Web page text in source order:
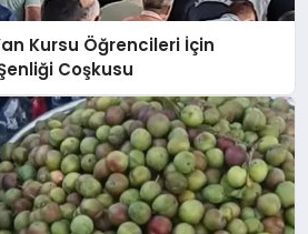
Kursu Öğrencileri İçin
Coşkusu